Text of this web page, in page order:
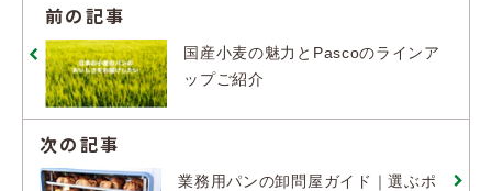
前の記事
国産小麦の魅力とPascoのラインア
ップご紹介
次の記事
業務用パンの卸問屋ガイド｜選ぶポ